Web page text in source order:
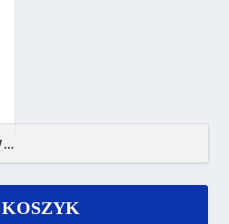
KOSZYK